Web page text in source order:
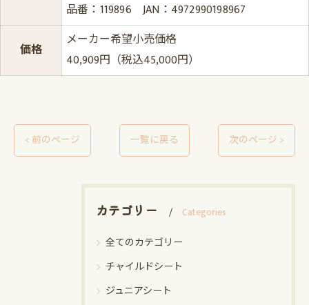
品番：119896 JAN：4972990198967
価格
メーカー希望小売価格
40,909円（税込45,000円）
< 前のページ 一覧に戻る 次のページ >
カテゴリー Categories
全てのカテゴリー
チャイルドシート
ジュニアシート